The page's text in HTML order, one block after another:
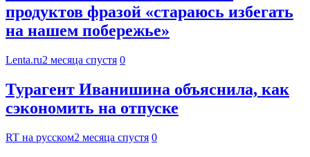
продуктов фразой «стараюсь избегать
на нашем побережье»
Lenta.ru2 месяца спустя 0
Турагент Иванишина объяснила, как
сэкономить на отпуске
RT на русском2 месяца спустя 0